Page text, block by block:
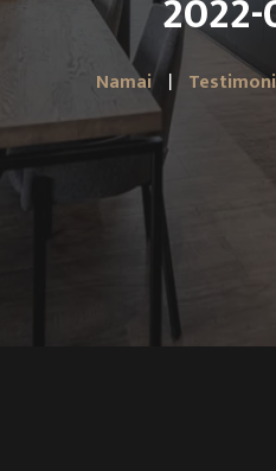
Namai